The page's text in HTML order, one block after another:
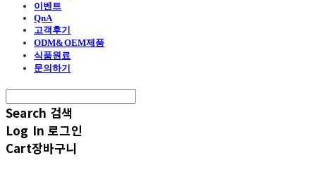
이벤트
QnA
고객후기
ODM&OEM제품
식품원료
문의하기
Search 검색
Log In 로그인
Cart장바구니